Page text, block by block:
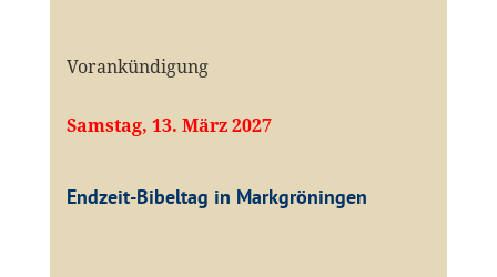
Vorankündigung
Samstag, 13. März 2027
Endzeit-Bibeltag in Markgröningen